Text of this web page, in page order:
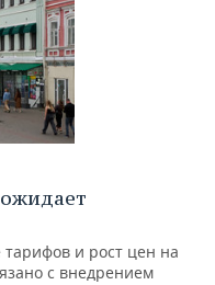
и рост цен на
с внедрением